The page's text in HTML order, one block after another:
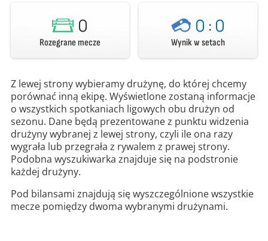
0
Rozegrane mecze
0 : 0
Wynik w setach
Z lewej strony wybieramy drużynę, do której chcemy
porównać inną ekipę. Wyświetlone zostaną informacje
o wszystkich spotkaniach ligowych obu drużyn od
sezonu. Dane będą prezentowane z punktu widzenia
drużyny wybranej z lewej strony, czyli ile ona razy
wygrała lub przegrała z rywalem z prawej strony.
Podobna wyszukiwarka znajduje się na podstronie
każdej drużyny.
Pod bilansami znajdują się wyszczególnione wszystkie
mecze pomiędzy dwoma wybranymi drużynami.